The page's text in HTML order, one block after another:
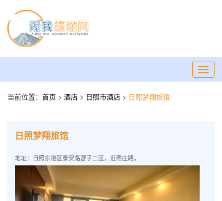
当前位置： 首页 > 酒店 > 日照市酒店 > 日照梦翔旅馆
日照梦翔旅馆
地址：日照东港区泰安路营子二区，近枣庄路。